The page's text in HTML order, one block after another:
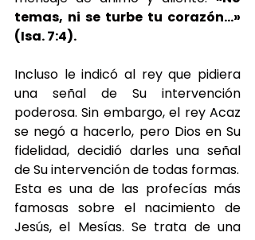
temas, ni se turbe tu corazón…»
(Isa. 7:4).
Incluso le indicó al rey que pidiera
una señal de Su intervención
poderosa. Sin embargo, el rey Acaz
se negó a hacerlo, pero Dios en Su
fidelidad, decidió darles una señal
de Su intervención de todas formas.
Esta es una de las profecías más
famosas sobre el nacimiento de
Jesús, el Mesías. Se trata de una